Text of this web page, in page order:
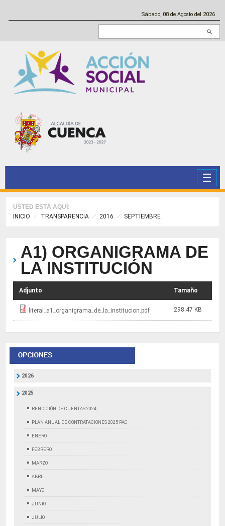
Sábado, 08 de Agosto del 2026
USTED ESTÁ AQUÍ:
INICIO
TRANSPARENCIA 2016 SEPTIEMBRE
A1) ORGANIGRAMA DE
LA INSTITUCIÓN
Adjunto Tamaño
literal_a1_organigrama_de_la_institucion.pdf 298.47 KB
2026
2025
RENDICIÓN DE CUENTAS 2024
PLAN ANUAL DE CONTRATACIONES 2025 PAC
ENERO
FEBRERO
MARZO
ABRIL
MAYO
JUNIO
JULIO